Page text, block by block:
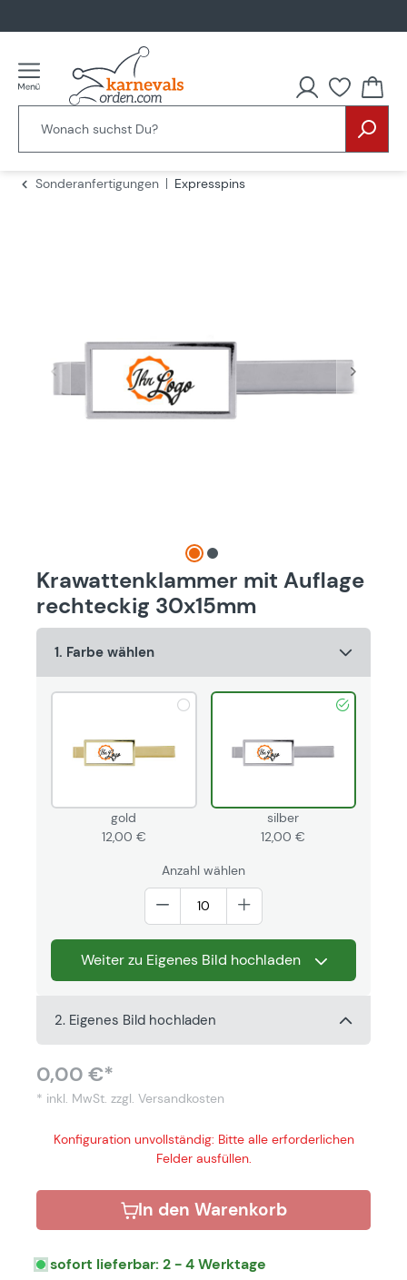
Du
Sonderanfertigungen Expresspins
Krawattenklammer mit Auflage
rechteckig 30x15mm
1. Farbe wählen
gold
12,00 €
silber
12,00 €
Anzahl wählen
Weiter zu Eigenes Bild hochladen
2. Eigenes Bild hochladen
0,00 €*
* inkl. MwSt. zzgl. Versandkosten
Konfiguration unvollständig: Bitte alle erforderlichen
Felder ausfüllen.
In den Warenkorb
sofort lieferbar: 2 - 4 Werktage